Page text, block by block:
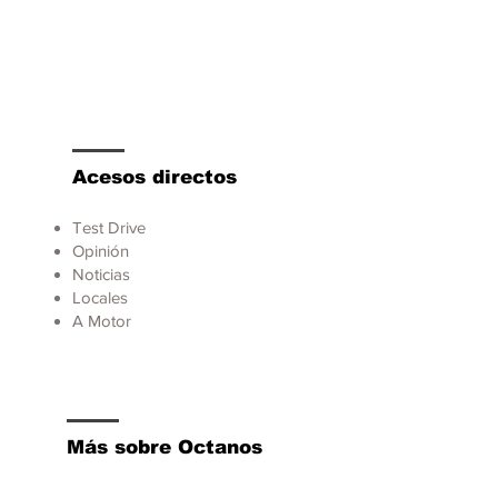
Acesos directos
Test Drive
Opinión
Noticias
Locales
A Motor
Más sobre Octanos